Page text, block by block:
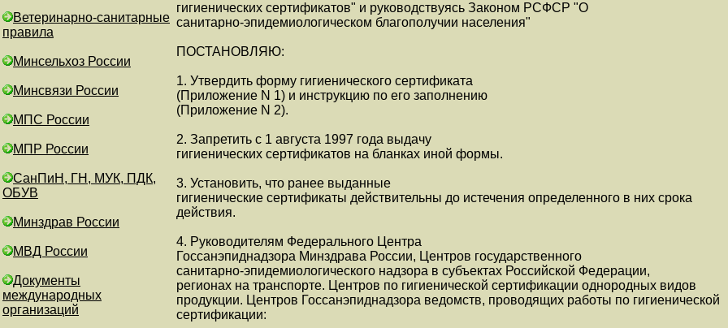
Ветеринарно-санитарные
правила
Минсельхоз России
Минсвязи России
МПС России
МПР России
СанПиН, ГН, МУК, ПДК,
ОБУВ
Минздрав России
МВД России
Документы
международных
организаций
гигиенических сертификатов" и руководствуясь Законом РСФСР "О
санитарно-эпидемиологическом благополучии населения"
ПОСТАНОВЛЯЮ:
1. Утвердить форму гигиенического сертификата
(Приложение N 1) и инструкцию по его заполнению
(Приложение N 2).
2. Запретить с 1 августа 1997 года выдачу
гигиенических сертификатов на бланках иной формы.
3. Установить, что ранее выданные
гигиенические сертификаты действительны до истечения определенного в них срока
действия.
4. Руководителям Федерального Центра
Госсанэпиднадзора Минздрава России, Центров государственного
санитарно-эпидемиологического надзора в субъектах Российской Федерации,
регионах на транспорте. Центров по гигиенической сертификации однородных видов
продукции. Центров Госсанэпиднадзора ведомств, проводящих работы по гигиенической
сертификации: